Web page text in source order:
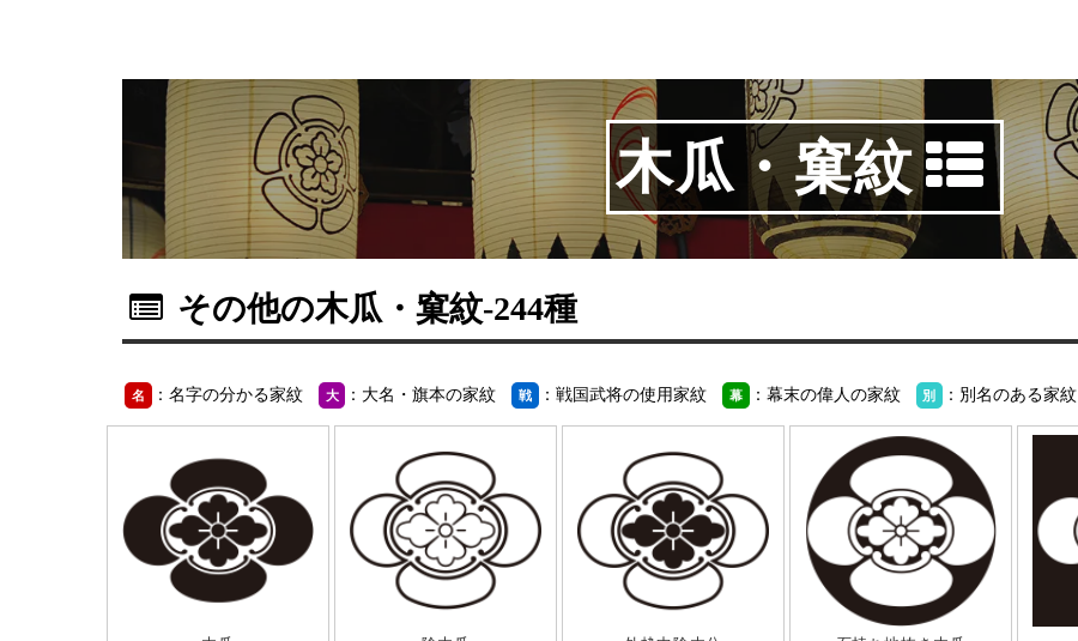
木瓜・窠紋
その他の木瓜・窠紋-244種
名 ：名字の分かる家紋 大 ：大名・旗本の家紋 戦 ：戦国武将の使用家紋 幕 ：幕末の偉人の家紋 別 ：別名のある家紋